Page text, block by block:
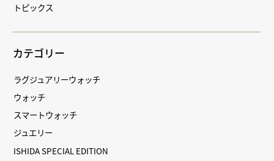
トピックス
カテゴリー
ラグジュアリーウォッチ
ウォッチ
スマートウォッチ
ジュエリー
ISHIDA SPECIAL EDITION